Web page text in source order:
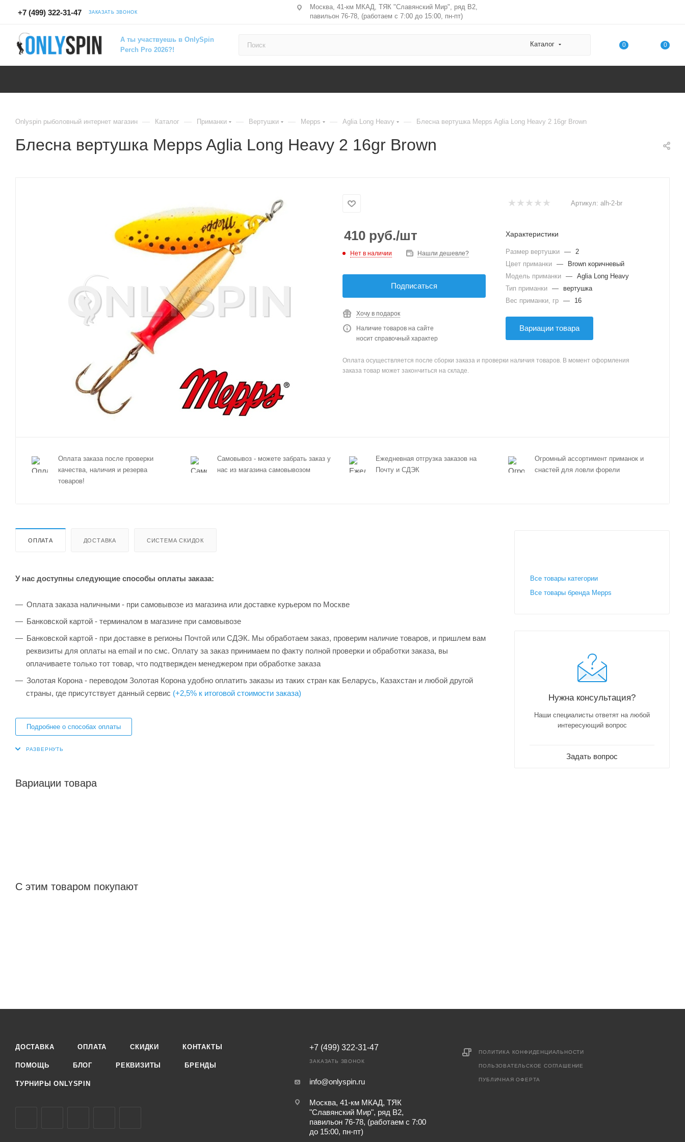
+7 (499) 322-31-47 ЗАКАЗАТЬ ЗВОНОК
Москва, 41-км МКАД, ТЯК "Славянский Мир", ряд В2,
павильон 76-78, (работаем с 7:00 до 15:00, пн-пт)
А ты участвуешь в OnlySpin
Perch Pro 2026?!
Каталог 0 0
Onlyspin рыболовный интернет магазин — Каталог — Приманки — Вертушки — Mepps — Aglia Long Heavy — Блесна вертушка Mepps Aglia Long Heavy 2 16gr Brown
Блесна вертушка Mepps Aglia Long Heavy 2 16gr Brown
Артикул: alh-2-br
410 руб./шт
Нет в наличии Нашли дешевле?
Подписаться
Хочу в подарок
Наличие товаров на сайте
носит справочный характер
Характеристики
Размер вертушки — 2
Цвет приманки —
Brown коричневый
Модель приманки — Aglia Long Heavy
Тип приманки —
вертушка
Вес приманки, гр — 16
Вариации товара
Оплата осуществляется после сборки заказа и проверки наличия товаров. В момент оформления
заказа товар может закончиться на складе.
Оплата заказа после проверки
качества, наличия и резерва
товаров!
Самовывоз - можете забрать заказ у
нас из магазина самовывозом
Ежедневная отгрузка заказов на
Почту и СДЭК
Огромный ассортимент приманок и
снастей для ловли форели
ОПЛАТА ДОСТАВКА СИСТЕМА СКИДОК
У нас доступны следующие способы оплаты заказа:
Оплата заказа наличными - при самовывозе из магазина или доставке курьером по Москве
Банковской картой - терминалом в магазине при самовывозе
Банковской картой - при доставке в регионы Почтой или СДЭК. Мы обработаем заказ, проверим наличие товаров, и пришлем вам
реквизиты для оплаты на email и по смс. Оплату за заказ принимаем по факту полной проверки и обработки заказа, вы
оплачиваете только тот товар, что подтвержден менеджером при обработке заказа
Золотая Корона - переводом Золотая Корона удобно оплатить заказы из таких стран как Беларусь, Казахстан и любой другой
страны, где присутствует данный сервис (+2,5% к итоговой стоимости заказа)
Подробнее о способах оплаты
Вариации товара
С этим товаром покупают
Все товары категории
Все товары бренда Mepps
Нужна консультация?
Наши специалисты ответят на любой
интересующий вопрос
Задать вопрос
ДОСТАВКА ОПЛАТА СКИДКИ КОНТАКТЫ
ПОМОЩЬ БЛОГ РЕКВИЗИТЫ БРЕНДЫ
ТУРНИРЫ ONLYSPIN
+7 (499) 322-31-47
ЗАКАЗАТЬ ЗВОНОК
info@onlyspin.ru
Москва, 41-км МКАД, ТЯК
"Славянский Мир", ряд В2,
павильон 76-78, (работаем с 7:00
до 15:00, пн-пт)
ПОЛИТИКА КОНФИДЕНЦИАЛЬНОСТИ
ПОЛЬЗОВАТЕЛЬСКОЕ СОГЛАШЕНИЕ
ПУБЛИЧНАЯ ОФЕРТА